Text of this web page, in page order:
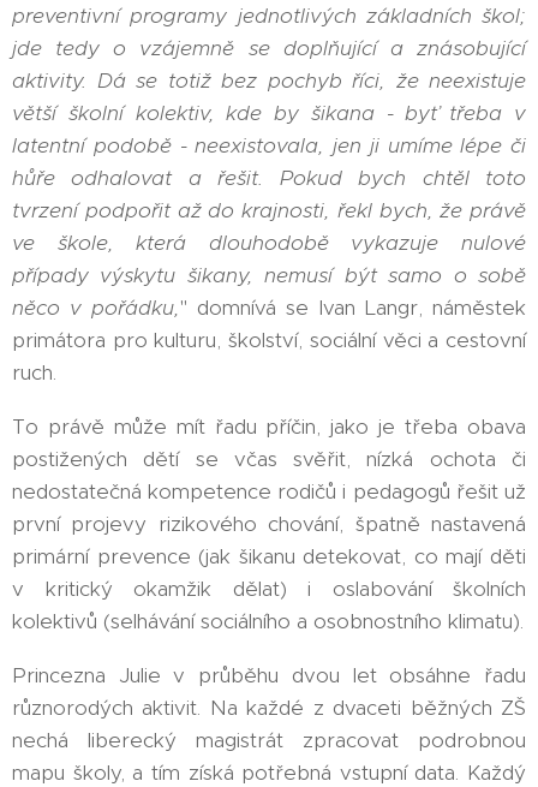
preventivní programy jednotlivých základních škol;
jde tedy o vzájemně se doplňující a znásobující
aktivity. Dá se totiž bez pochyb říci, že neexistuje
větší školní kolektiv, kde by šikana - byť třeba v
latentní podobě - neexistovala, jen ji umíme lépe či
hůře odhalovat a řešit. Pokud bych chtěl toto
tvrzení podpořit až do krajnosti, řekl bych, že právě
ve škole, která dlouhodobě vykazuje nulové
případy výskytu šikany, nemusí být samo o sobě
něco v pořádku," domnívá se Ivan Langr, náměstek
primátora pro kulturu, školství, sociální věci a cestovní
ruch.
To právě může mít řadu příčin, jako je třeba obava
postižených dětí se včas svěřit, nízká ochota či
nedostatečná kompetence rodičů i pedagogů řešit už
první projevy rizikového chování, špatně nastavená
primární prevence (jak šikanu detekovat, co mají děti
v kritický okamžik dělat) i oslabování školních
kolektivů (selhávání sociálního a osobnostního klimatu).
Princezna Julie v průběhu dvou let obsáhne řadu
různorodých aktivit. Na každé z dvaceti běžných ZŠ
nechá liberecký magistrát zpracovat podrobnou
mapu školy, a tím získá potřebná vstupní data. Každý